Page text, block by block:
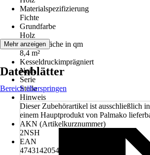
Materialspezifizierung
Fichte
Grundfarbe
Holz
Aufstellfläche in qm
8,4 m²
Kesseldruckimprägniert
Nein
Serie
Stella
Hinweis
Dieser Zubehörartikel ist ausschließlich
einem Hauptprodukt von Palmako
AKN (Artikelkurznummer)
2NSH
EAN
4743142054819
Mehr anzeigen
Datenblätter
Bereich überspringen